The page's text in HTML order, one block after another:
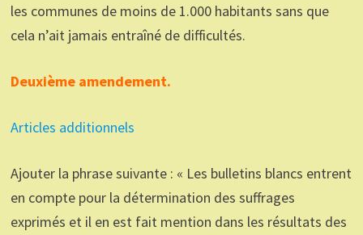
les communes de moins de 1.000 habitants sans que
cela n’ait jamais entraîné de difficultés.
Deuxième amendement.
Articles additionnels
Ajouter la phrase suivante : « Les bulletins blancs entrent
en compte pour la détermination des suffrages
exprimés et il en est fait mention dans les résultats des